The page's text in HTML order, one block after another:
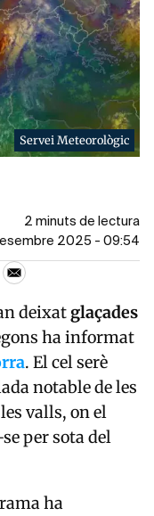
Servei Meteorològic
2 minuts de lectura
2025 - 09:54
deixatglaçades
ha informat
. El cel serè
notable de les
valls, on el
per sota del
ha